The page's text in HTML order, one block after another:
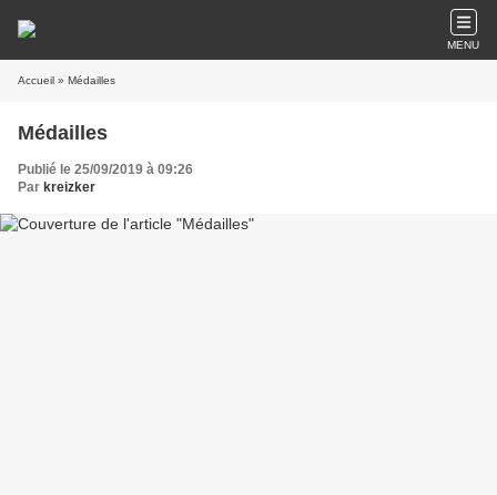
MENU
Accueil » Médailles
Médailles
Publié le 25/09/2019 à 09:26
Par kreizker